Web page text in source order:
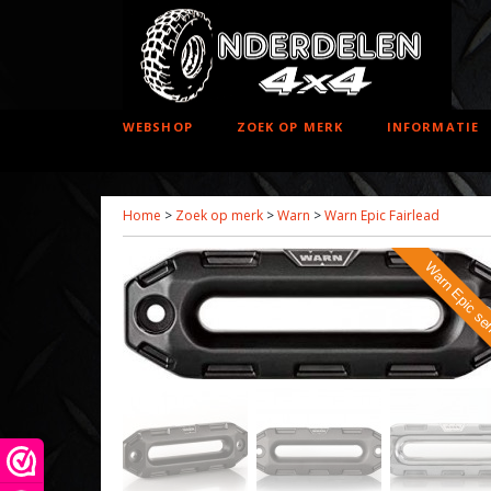
WEBSHOP ZOEK OP MERK INFORMATIE
Home > Zoek op merk >Warn >Warn Epic Fairlead
Warn